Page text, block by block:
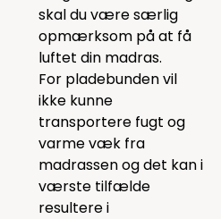
skal du være særlig
opmærksom på at få
luftet din madras.
For pladebunden vil
ikke kunne
transportere fugt og
varme væk fra
madrassen og det kan i
værste tilfælde
resultere i